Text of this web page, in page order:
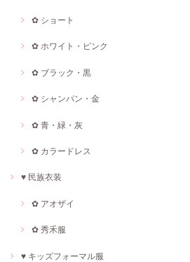
✿ ショート
✿ ホワイト・ピンク
✿ ブラック・黒
✿ シャンパン・金
✿ 青・緑・灰
✿ カラードレス
♥ 民族衣装
✿ アオザイ
✿ 秀禾服
♥ キッズフォーマル服